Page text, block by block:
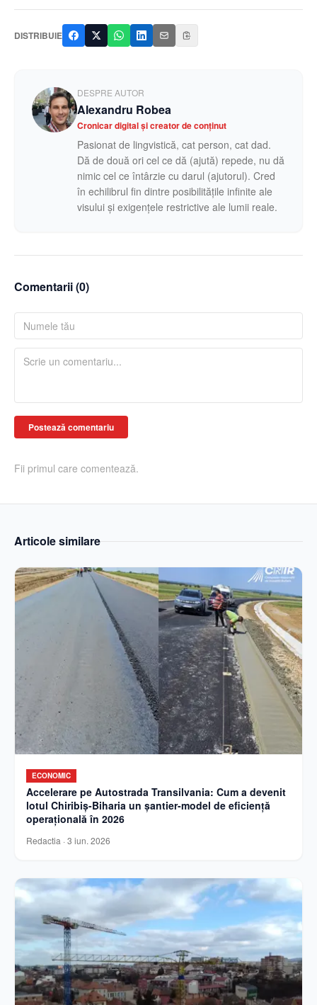
DISTRIBUIE
DESPRE AUTOR
Alexandru Robea
Cronicar digital și creator de conținut
Pasionat de lingvistică, cat person, cat dad.
Dă de două ori cel ce dă (ajută) repede, nu dă
nimic cel ce întârzie cu darul (ajutorul). Cred
în echilibrul fin dintre posibilitățile infinite ale
visului și exigențele restrictive ale lumii reale.
Comentarii (0)
Postează comentariu
Fii primul care comentează.
Articole similare
ECONOMIC
Accelerare pe Autostrada Transilvania: Cum a devenit
lotul Chiribiș-Biharia un șantier-model de eficiență
operațională în 2026
Redactia · 3 iun. 2026